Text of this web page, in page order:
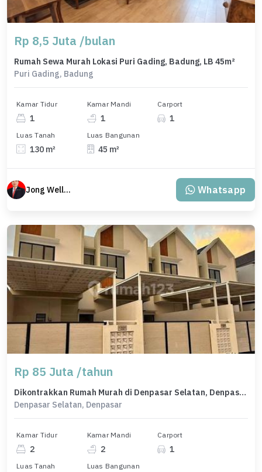
Rp 8,5 Juta /bulan
Rumah Sewa Murah Lokasi Puri Gading, Badung, LB 45m²
Puri Gading, Badung
Kamar Tidur
1
Kamar Mandi
1
Carport
1
Luas Tanah
130 m²
Luas Bangunan
45 m²
Jong Welly Sutrisno Whatsapp
Rp 85 Juta /tahun
Dikontrakkan Rumah Murah di Denpasar Selatan, Denpasar, LT 100m²
Denpasar Selatan, Denpasar
Kamar Tidur
2
Kamar Mandi
2
Carport
1
Luas Tanah Luas Bangunan